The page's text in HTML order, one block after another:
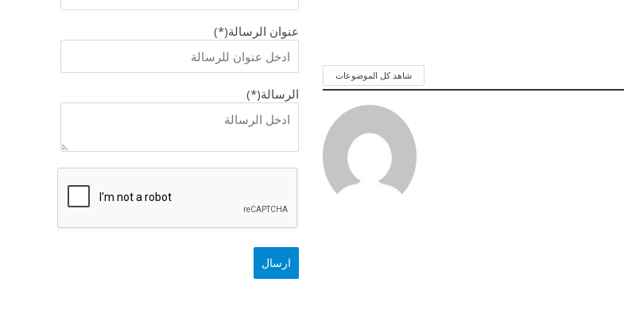
عنوان الرسالة(*)
الرسالة(*)
شاهد كل الموضوعات